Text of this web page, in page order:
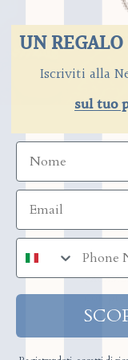
Con
UN
Iscriviti alla
sul tuo
numero di telefono